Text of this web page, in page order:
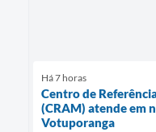
Há 7 horas
Centro de
(CRAM) atende em
Votuporanga